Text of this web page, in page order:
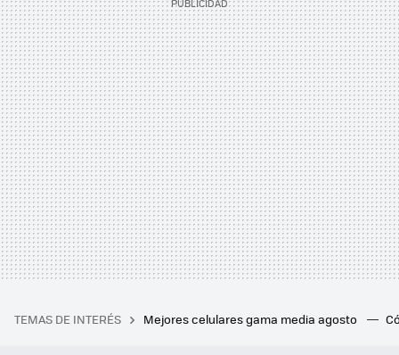
TEMAS DE INTERÉS Mejores celulares gama media agosto